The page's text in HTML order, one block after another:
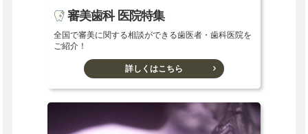
審美歯科 医院特集
全国で審美に関する相談ができる歯医者・歯科医院を
ご紹介！
詳しくはこちら